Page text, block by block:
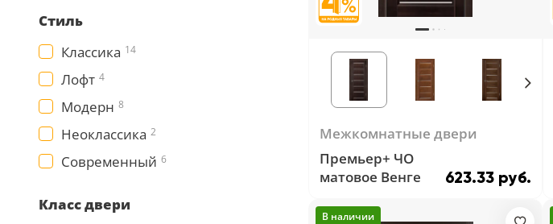
Стиль
Классика 14
Лофт 4
Модерн 8
Неоклассика 2
Современный 6
Класс двери
Межкомнатные двери
Премьер+ ЧО
матовое Венге
623.33 руб.
В наличии
Atum Pro 21
ART Lite
90U
Показать все 25 серий
Цвет